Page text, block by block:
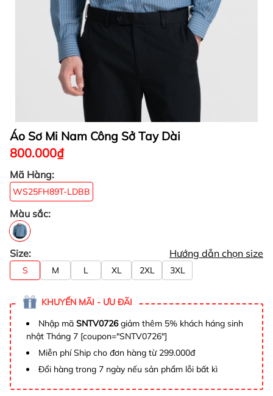
Áo Sơ Mi Nam Công Sở Tay Dài
800.000₫
Mã Hàng:
WS25FH89T-LDBB
Màu sắc:
Size: Hướng dẫn chọn size
S M L XL 2XL 3XL
KHUYẾN MÃI - ƯU ĐÃI
Nhập mã SNTV0726giảm thêm 5% khách háng sinh
nhật Tháng 7 [coupon="SNTV0726"]
Miễn phí Ship cho đơn hàng từ 299.000đ
Đổi hàng trong 7 ngày nếu sản phẩm lỗi bất kì